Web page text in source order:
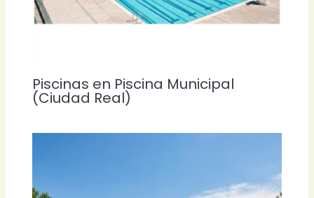
Piscinas en Piscina Municipal
(Ciudad Real)